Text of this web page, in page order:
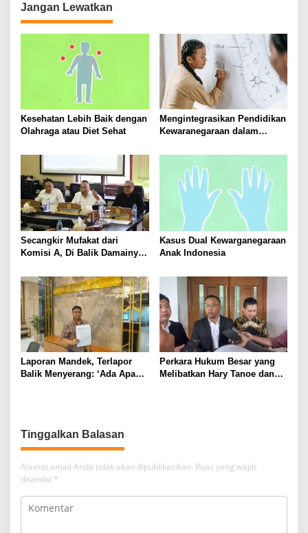
a
s
s
Jangan Lewatkan
Kesehatan Lebih Baik dengan
Olahraga atau Diet Sehat
Mengintegrasikan Pendidikan
Kewaranegaraan dalam
Secangkir Mufakat dari
Komisi A, Di Balik Damainya
Bethany
Kasus Dual Kewarganegaraan
Anak Indonesia
Laporan Mandek, Terlapor
Balik Menyerang: ‘Ada Apa
Perkara Hukum Besar yang
Melibatkan Hary Tanoe dan
Tinggalkan Balasan
Alamat email Anda tidak akan dipublikasikan. Ruas yang wajib
ditandai *